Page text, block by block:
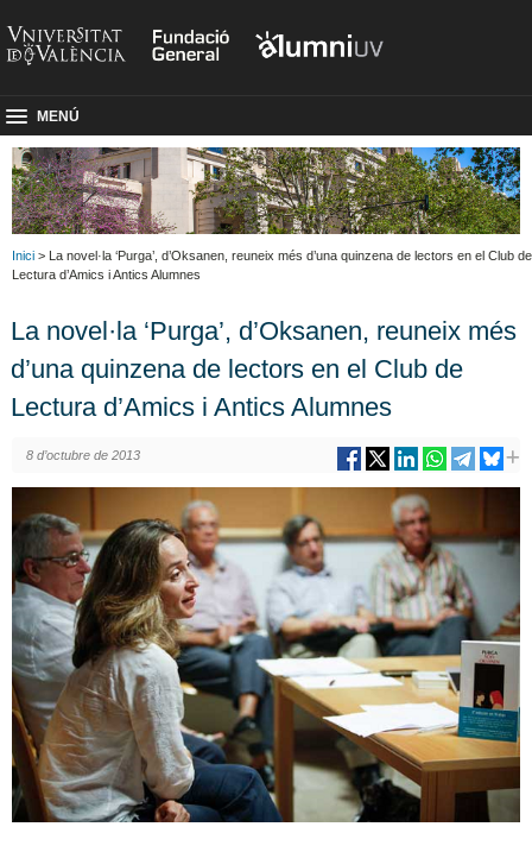
MENÚ
Inici > La novel·la ‘Purga’, d’Oksanen, reuneix més d’una quinzena de lectors en el Club de
Lectura d’Amics i Antics Alumnes
La novel·la ‘Purga’, d’Oksanen, reuneix més
d’una quinzena de lectors en el Club de
Lectura d’Amics i Antics Alumnes
8 d’octubre de 2013